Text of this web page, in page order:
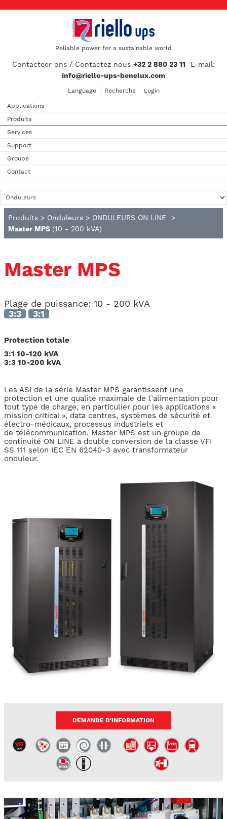
Reliable power for a sustainable world
Contacteer ons / Contactez nous +32 2 880 23 11 E-mail:
info@riello-ups-benelux.com
Language Recherche Login
Applications
Produits
Services
Support
Groupe
Contact
Produits > Onduleurs > ONDULEURS ON LINE
>
Master MPS (10 - 200 kVA)
Master MPS
Plage de puissance: 10 - 200 kVA
3:3 3:1
Protection totale
3:1 10-120 kVA
3:3 10-200 kVA
Les ASI de la série Master MPS garantissent une
protection et une qualité maximale de l’alimentation pour
tout type de charge, en particulier pour les applications «
mission critical », data centres, systèmes de sécurité et
électro-médicaux, processus industriels et
de télécommunication. Master MPS est un groupe de
continuité ON LINE à double conversion de la classe VFI
SS 111 selon IEC EN 62040-3 avec transformateur
onduleur.
DEMANDE D'INFORMATION